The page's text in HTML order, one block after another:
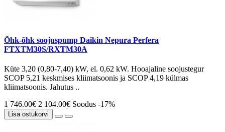
Õhk-õhk soojuspump Daikin Nepura Perfera
FTXTM30S/RXTM30A
Küte 3,20 (0,80-7,40) kW, el. 0,62 kW. Hooajaline soojustegur
SCOP 5,21 keskmises kliimatsoonis ja SCOP 4,19 külmas
kliimatsoonis. Jahutus ..
1 746.00€ 2 104.00€ Soodus -17%
Lisa ostukorvi